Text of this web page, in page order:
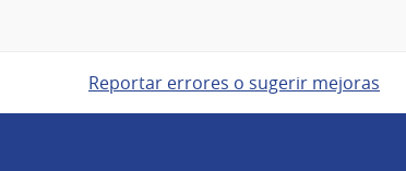
Reportar errores o sugerir mejoras